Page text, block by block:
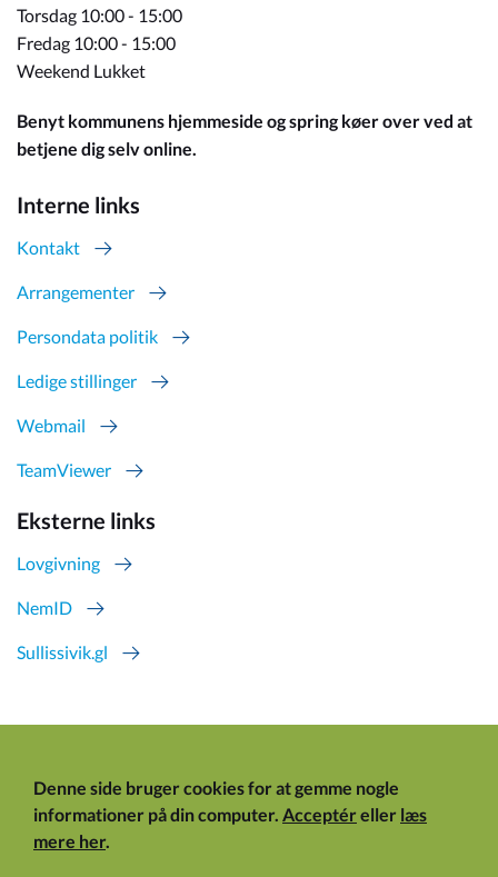
Torsdag 10:00 - 15:00
Fredag 10:00 - 15:00
Weekend Lukket
Benyt kommunens hjemmeside og spring køer over ved at
betjene dig selv online.
Interne links
Kontakt
Arrangementer
Persondata politik
Ledige stillinger
Webmail
TeamViewer
Eksterne links
Lovgivning
NemID
Sullissivik.gl
Denne side bruger cookies for at gemme nogle
informationer på din computer. Acceptéreller læs
mere her.